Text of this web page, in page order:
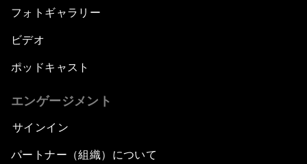
フォトギャラリー
ビデオ
ポッドキャスト
エンゲージメント
サインイン
パートナー（組織）について